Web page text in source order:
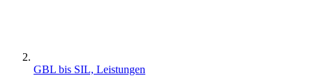
GBL bis SIL, Leistungen